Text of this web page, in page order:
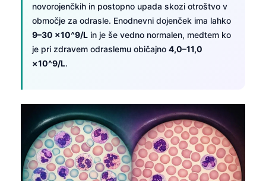
novorojenčkih in postopno upada skozi otroštvo v
območje za odrasle. Enodnevni dojenček ima lahko
9–30 ×10^9/L in je še vedno normalen, medtem ko
je pri zdravem odraslemu običajno 4,0–11,0
×10^9/L.